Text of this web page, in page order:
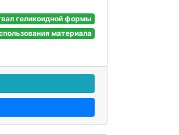
геликоидной формы
материала